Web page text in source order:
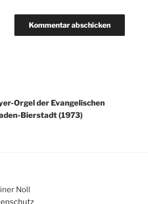
Orgel der Evangelischen
Bierstadt (1973)
Noll